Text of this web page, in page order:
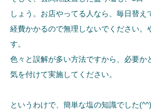
しょう。お店やってる人なら、毎日替
経費かかるので無理しないでください。
す。
色々と誤解が多い方法ですから、必要か
気を付けて実施してください。
というわけで、簡単な塩の知識でした(^^)